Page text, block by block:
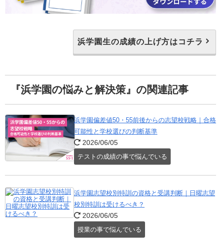
浜学園生の成績の上げ方はコチラ
『浜学園の悩みと解決策』の関連記事
浜学園偏差値50・55前後からの志望校戦略｜合格
可能性と学校選びの判断基準
2026/06/05
テストの成績の事で悩んでいる
浜学園志望校別特訓の資格と受講判断｜日曜志望
校別特訓は受けるべき？
2026/06/05
授業の事で悩んでいる